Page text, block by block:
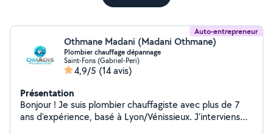
Auto-entrepreneur
Othmane Madani (Madani Othmane)
Plombier chauffage dépannage
Saint-Fons (Gabriel-Peri)
4,9/5 (14 avis)
Présentation
Bonjour ! Je suis plombier chauffagiste avec plus de 7
ans d'expérience, basé à Lyon/Vénissieux. J'interviens